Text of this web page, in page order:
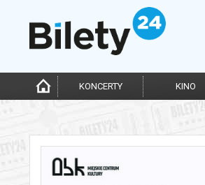
KONCERTY KINO